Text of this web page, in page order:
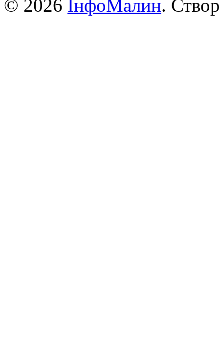
© 2026 ІнфоМалин.